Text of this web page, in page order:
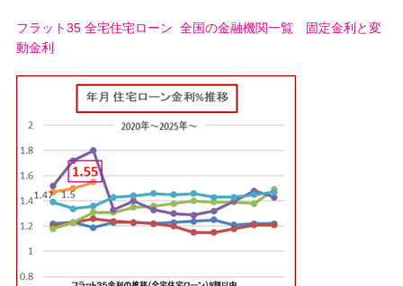
フラット35 全宅住宅ローン 全国の金融機関一覧
固定金利と変
動金利